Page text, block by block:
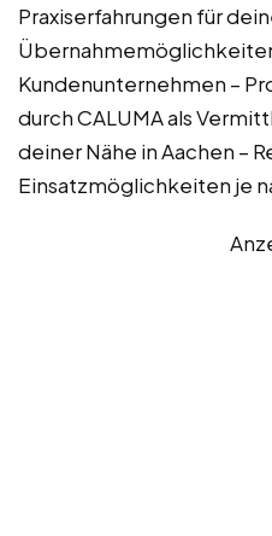
Praxiserfahrungen für
Kundenunternehmen –
durch CALUMA als
deiner Nähe in Aachen –
Einsatzmöglichkeiten je